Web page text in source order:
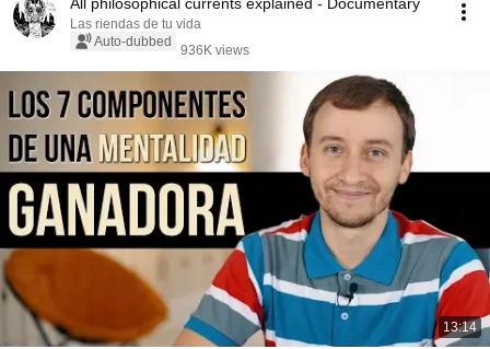
Las riendas de tu vida
Auto-dubbed
936K views
13:14